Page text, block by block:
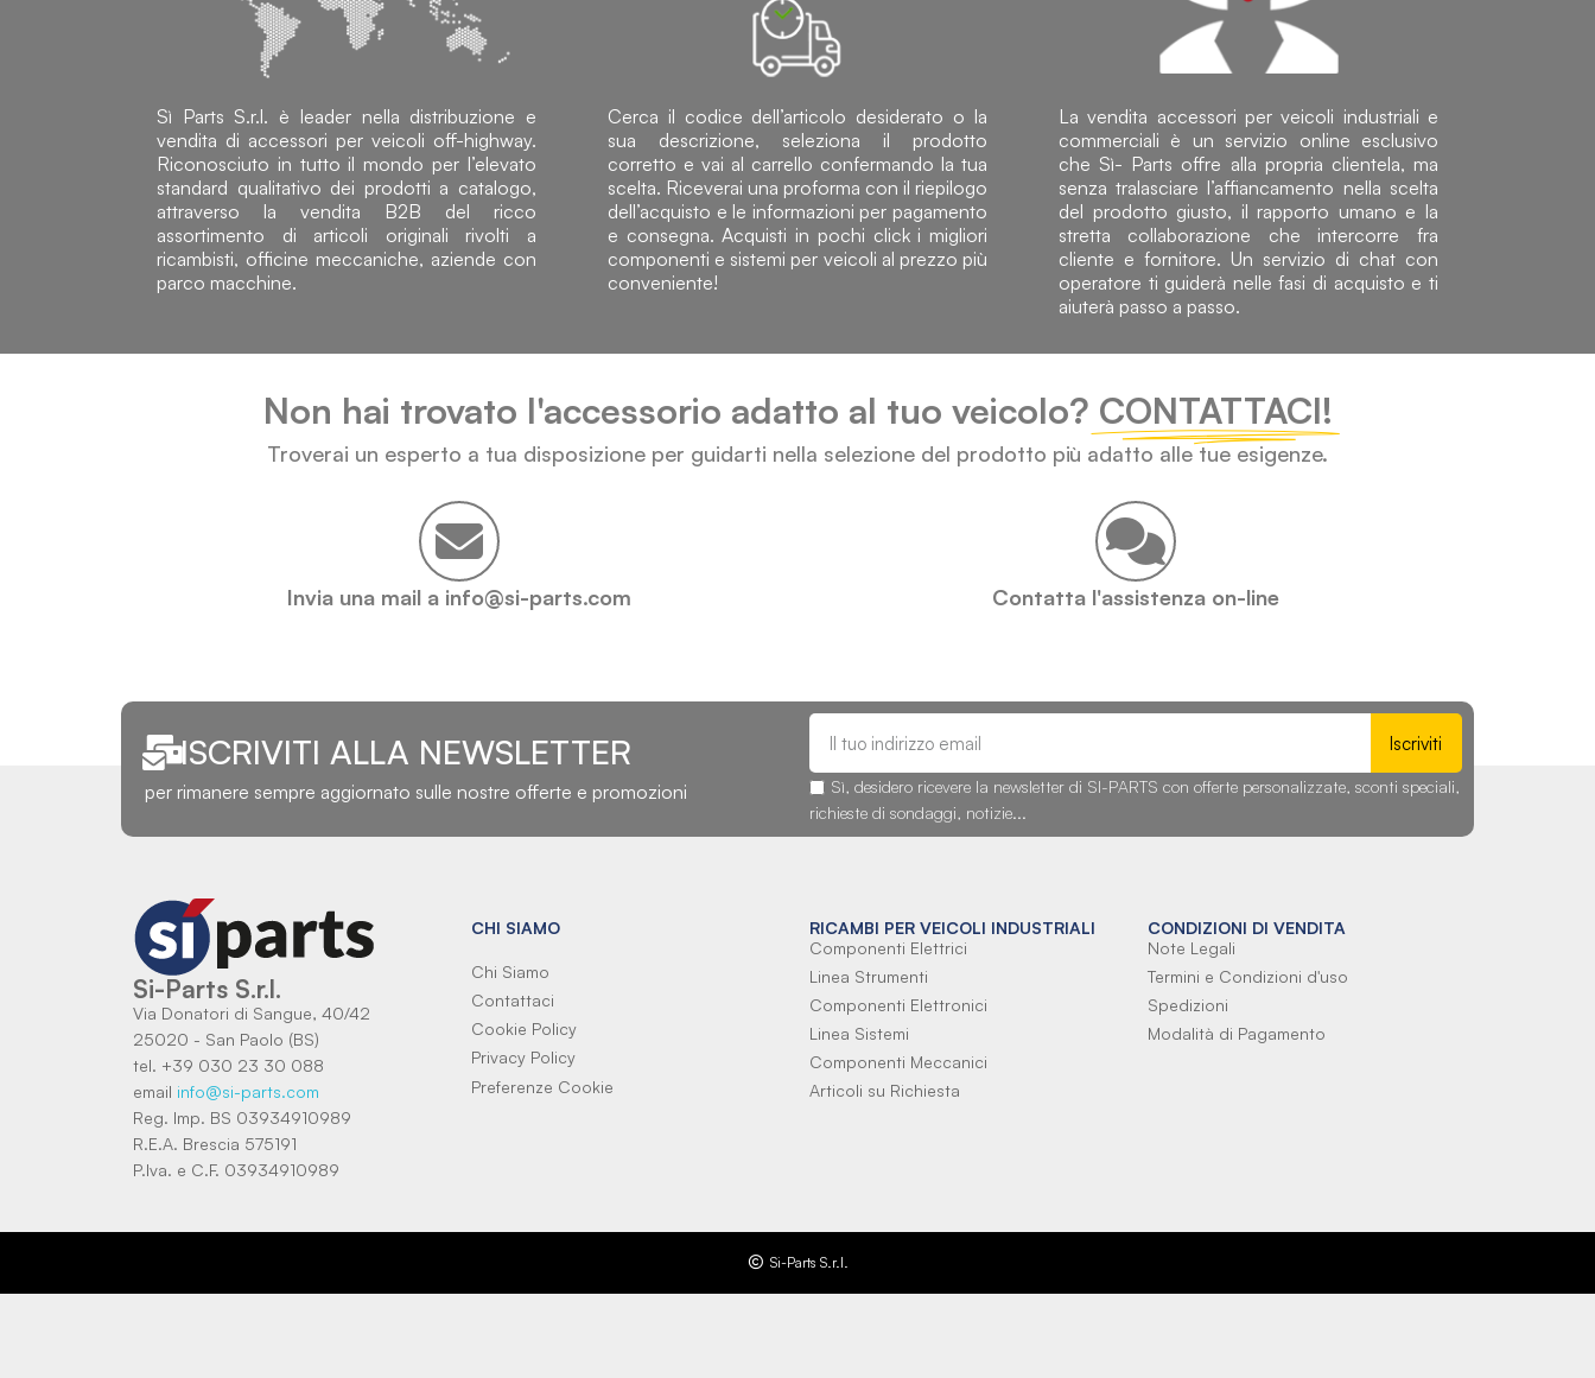
Sì Parts S.r.l. è leader nella distribuzione e
vendita di accessori per veicoli off-highway.
Riconosciuto in tutto il mondo per l’elevato
standard qualitativo dei prodotti a catalogo,
attraverso la vendita B2B del ricco
assortimento di articoli originali rivolti a
ricambisti, officine meccaniche, aziende con
parco macchine.
Cerca il codice dell’articolo desiderato o la
sua descrizione, seleziona il prodotto
corretto e vai al carrello confermando la tua
scelta. Riceverai una proforma con il riepilogo
dell’acquisto e le informazioni per pagamento
e consegna. Acquisti in pochi click i migliori
componenti e sistemi per veicoli al prezzo più
conveniente!
La vendita accessori per veicoli industriali e
commerciali è un servizio online esclusivo
che Sì- Parts offre alla propria clientela, ma
senza tralasciare l’affiancamento nella scelta
del prodotto giusto, il rapporto umano e la
stretta collaborazione che intercorre fra
cliente e fornitore. Un servizio di chat con
operatore ti guiderà nelle fasi di acquisto e ti
aiuterà passo a passo.
Non hai trovato l'accessorio adatto al tuo veicolo? CONTATTACI!
Troverai un esperto a tua disposizione per guidarti nella selezione del prodotto più adatto alle tue esigenze.
Invia una mail a info@si-parts.com Contatta l'assistenza on-line
ISCRIVITI ALLA NEWSLETTER
per rimanere sempre aggiornato sulle nostre offerte e promozioni
Iscriviti
Sì, desidero ricevere la newsletter di SI-PARTS con offerte personalizzate, sconti speciali,
richieste di sondaggi, notizie...
Si-Parts S.r.l.
Via Donatori di Sangue, 40/42
25020 - San Paolo (BS)
tel. +39 030 23 30 088
email info@si-parts.com
Reg. Imp. BS 03934910989
R.E.A. Brescia 575191
P.Iva. e C.F. 03934910989
CHI SIAMO
Chi Siamo
Contattaci
Cookie Policy
Privacy Policy
Preferenze Cookie
RICAMBI PER VEICOLI INDUSTRIALI
Componenti Elettrici
Linea Strumenti
Componenti Elettronici
Linea Sistemi
Componenti Meccanici
Articoli su Richiesta
CONDIZIONI DI VENDITA
Note Legali
Termini e Condizioni d'uso
Spedizioni
Modalità di Pagamento
Si-Parts S.r.l.